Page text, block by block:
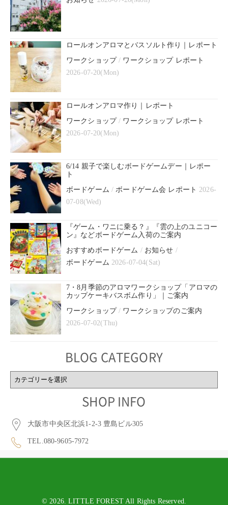
ロールオンアロマとバスソルト作り｜レポート
ワークショップ/ ワークショップ レポート
2026-07-20(Mon)
ロールオンアロマ作り｜レポート
ワークショップ/ ワークショップ レポート
2026-07-20(Mon)
6/14 親子で楽しむボードゲームデー｜レポー
ト
ボードゲーム / ボードゲーム会 レポート 2026-
07-08(Wed)
『ゲーム・ワニに乗る？』『雲の上のユニコー
ン』などボードゲーム入荷のご案内
おすすめボードゲーム / お知らせ /
ボードゲーム 2026-07-04(Sat)
7・8月季節のアロマワークショップ「アロマの
カップケーキバスボム作り」｜ご案内
ワークショップ/ ワークショップのご案内
2026-07-02(Thu)
BLOG CATEGORY
BLOG
CATEGORY
SHOP INFO
大阪市中央区北浜1-2-3 豊島ビル305
TEL.080-9605-7972
© 2026. LITTLE FOREST All Rights Reserved.